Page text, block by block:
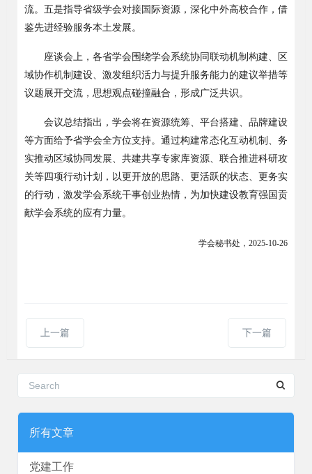
流。五是指导省级学会对接国际资源，深化中外高校合作，借
鉴先进经验服务本土发展。
座谈会上， 各省学会围绕学会系统协同联动机制构建、区
域协作机制建设、激发组织活力与提升服务能力的建议举措等
议题展开交流，思想观点碰撞融合，形成广泛共识。
会议总结指出，学会将在资源统筹、平台搭建、品牌建设
等方面给予省学会全方位支持。通过构建常态化互动机制、务
实推动区域协同发展、共建共享专家库资源、联合推进科研攻
关等四项行动计划，以更开放的思路、更活跃的状态、更务实
的行动，激发学会系统干事创业热情，为加快建设教育强国贡
献学会系统的应有力量。
学会秘书处 ， 2025-10-26
上一篇 下一篇
所有文章
党建工作